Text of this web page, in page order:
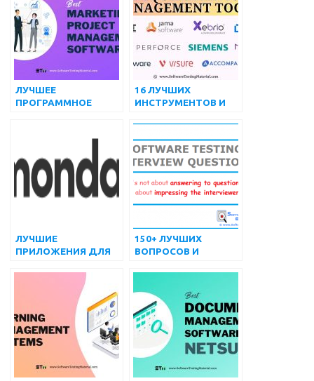
ПРОЕКТАМИ
ЛУЧШЕЕ
ПРОГРАММНОЕ
МАРКЕТИНГОВЫМИ
ГОДУ
16 ЛУЧШИХ
ИНСТРУМЕНТОВ И
ОБЕСПЕЧЕНИЯ ДЛЯ
УПРАВЛЕНИЯ
ТРЕБОВАНИЯМИ НА
2022 ГОД
ЛУЧШИЕ
ПРИЛОЖЕНИЯ ДЛЯ
ANDROID И IOS В
2022 ГОДУ
150+ ЛУЧШИХ
ВОПРОСОВ И
ТЕСТИРОВАНИИ
ПРОГРАММНОГО
ОБЕСПЕЧЕНИЯ